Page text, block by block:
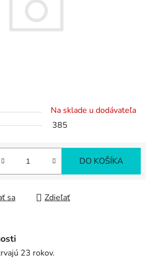
Na sklade u dodávateľa
385
DO KOŠÍKA
sa Zdieľať
23 rokov.